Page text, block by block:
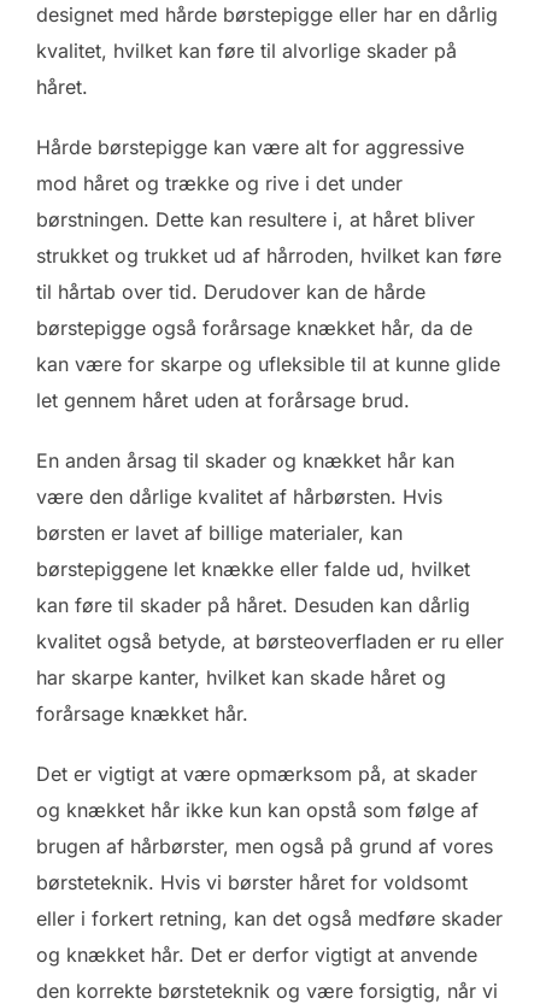
designet med hårde børstepigge eller har en dårlig
kvalitet, hvilket kan føre til alvorlige skader på
håret.
Hårde børstepigge kan være alt for aggressive
mod håret og trække og rive i det under
børstningen. Dette kan resultere i, at håret bliver
strukket og trukket ud af hårroden, hvilket kan føre
til hårtab over tid. Derudover kan de hårde
børstepigge også forårsage knækket hår, da de
kan være for skarpe og ufleksible til at kunne glide
let gennem håret uden at forårsage brud.
En anden årsag til skader og knækket hår kan
være den dårlige kvalitet af hårbørsten. Hvis
børsten er lavet af billige materialer, kan
børstepiggene let knække eller falde ud, hvilket
kan føre til skader på håret. Desuden kan dårlig
kvalitet også betyde, at børsteoverfladen er ru eller
har skarpe kanter, hvilket kan skade håret og
forårsage knækket hår.
Det er vigtigt at være opmærksom på, at skader
og knækket hår ikke kun kan opstå som følge af
brugen af hårbørster, men også på grund af vores
børsteteknik. Hvis vi børster håret for voldsomt
eller i forkert retning, kan det også medføre skader
og knækket hår. Det er derfor vigtigt at anvende
den korrekte børsteteknik og være forsigtig, når vi